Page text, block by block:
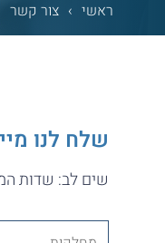
ראשי › צור קשר
שלח לנו
שים לב: שדות